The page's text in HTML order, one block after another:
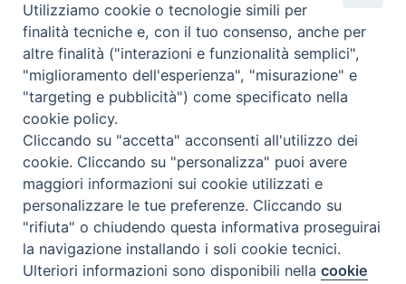
Mar. / Mer. / Giov. ore 9 - 13
nei mesi estivi solo Martedì ore 9 - 13
WebMail
Copyright © Arcidiocesi di Brindisi – Ostuni
Preferenze Cookie
Utilizziamo cookie o tecnologie simili per
finalità tecniche e, con il tuo consenso, anche per
altre finalità ("interazioni e funzionalità semplici",
"miglioramento dell'esperienza", "misurazione" e
"targeting e pubblicità") come specificato nella
cookie policy.
Cliccando su "accetta" acconsenti all'utilizzo dei
cookie. Cliccando su "personalizza" puoi avere
maggiori informazioni sui cookie utilizzati e
personalizzare le tue preferenze. Cliccando su
"rifiuta" o chiudendo questa informativa proseguirai
la navigazione installando i soli cookie tecnici.
Ulteriori informazioni sono disponibili nellacookie